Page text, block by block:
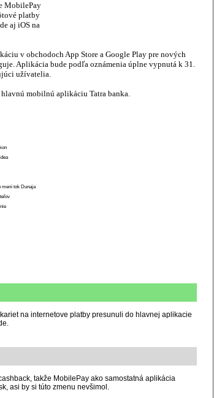
MobilePay
platby
aj iOS na
v obchodoch App Store a Google Play pre nových
Aplikácia bude podľa oznámenia úplne vypnutá k 31.
užívatelia.
mobilnú aplikáciu Tatra banka.
mení tok Dunaja
na internetove platby presunuli do hlavnej aplikacie
takže MobilePay ako samostatná aplikácia
asi by si túto zmenu nevšimol.